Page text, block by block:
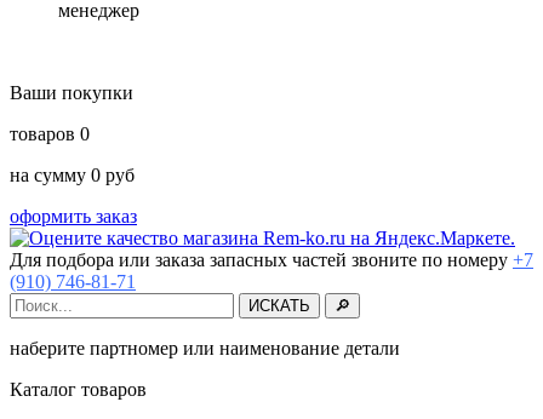
менеджер
Ваши покупки
товаров 0
на сумму 0 руб
оформить заказ
Для подбора или заказа запасных частей звоните по номеру +7
(910) 746-81-71
наберите партномер или наименование детали
Каталог товаров